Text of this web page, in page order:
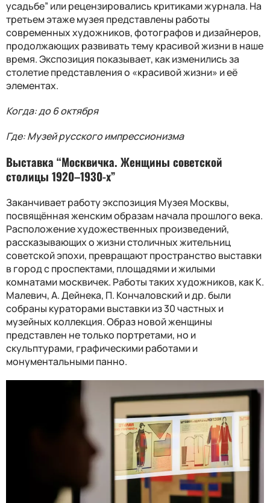
усадьбе” или рецензировались критиками журнала. На
третьем этаже музея представлены работы
современных художников, фотографов и дизайнеров,
продолжающих развивать тему красивой жизни в наше
время. Экспозиция показывает, как изменились за
столетие представления о «красивой жизни» и её
элементах.
Когда: до 6 октября
Где: Музей русского импрессионизма
Выставка “Москвичка. Женщины советской
столицы 1920–1930-х”
Заканчивает работу экспозиция Музея Москвы,
посвящённая женским образам начала прошлого века.
Расположение художественных произведений,
рассказывающих о жизни столичных жительниц
советской эпохи, превращают пространство выставки
в город с проспектами, площадями и жилыми
комнатами москвичек. Работы таких художников, как К.
Малевич, А. Дейнека, П. Кончаловский и др. были
собраны кураторами выставки из 30 частных и
музейных коллекция. Образ новой женщины
представлен не только портретами, но и
скульптурами, графическими работами и
монументальными панно.